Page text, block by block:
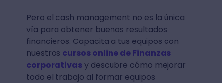
Pero el cash management no es la única
vía para obtener buenos resultados
financieros. Capacita a tus equipos con
nuestros cursos online de Finanzas
corporativasy descubre cómo mejorar
todo el trabajo al formar equipos